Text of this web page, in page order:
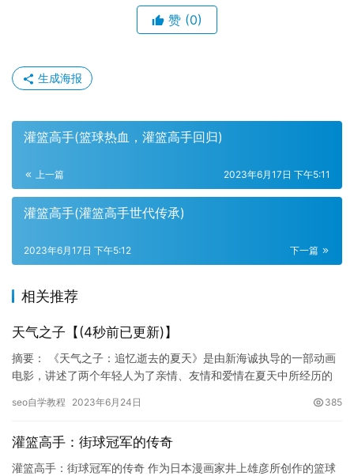
赞 (0)
生成海报
灌篮高手(篮球热血，灌篮高手回归)
上一篇 2023年6月17日 下午5:11
灌篮高手(灌篮高手世代传承)
下一篇
2023年6月17日 下午5:12
相关推荐
天气之子【(4秒前已更新)】
摘要： 《天气之子：追忆逝去的夏天》是由新海诚执导的一部动画
电影，讲述了两个年轻人为了亲情、友情和爱情在夏天中所经历的
人心…
seo自学教程 2023年6月24日 385
灌篮高手：街球冠军的传奇
灌篮高手：街球冠军的传奇 作为日本漫画家井上雄彦所创作的篮球